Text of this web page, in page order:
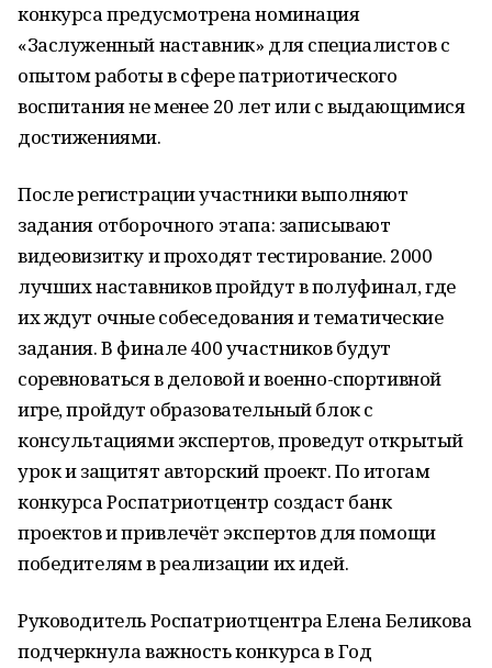
конкурса предусмотрена номинация
«Заслуженный наставник» для специалистов с
опытом работы в сфере патриотического
воспитания не менее 20 лет или с выдающимися
достижениями.
После регистрации участники выполняют
задания отборочного этапа: записывают
видеовизитку и проходят тестирование. 2000
лучших наставников пройдут в полуфинал, где
их ждут очные собеседования и тематические
задания. В финале 400 участников будут
соревноваться в деловой и военно-спортивной
игре, пройдут образовательный блок с
консультациями экспертов, проведут открытый
урок и защитят авторский проект. По итогам
конкурса Роспатриотцентр создаст банк
проектов и привлечёт экспертов для помощи
победителям в реализации их идей.
Руководитель Роспатриотцентра Елена Беликова
подчеркнула важность конкурса в Год